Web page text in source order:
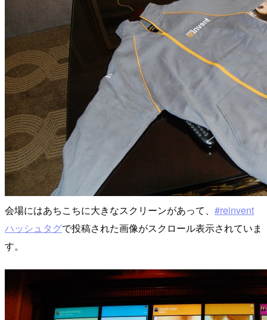
会場にはあちこちに大きなスクリーンがあって、 #reinvent
ハッシュタグで投稿された画像がスクロール表示されていま
す。